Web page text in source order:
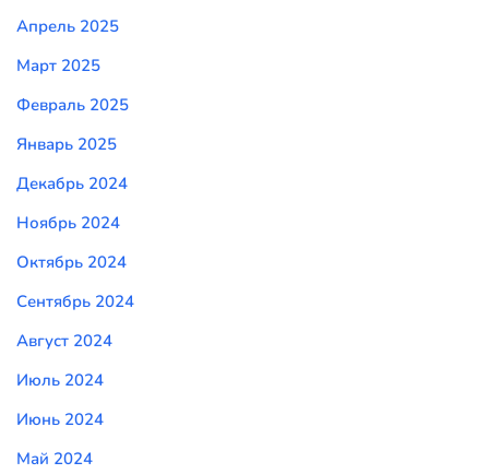
Апрель 2025
Март 2025
Февраль 2025
Январь 2025
Декабрь 2024
Ноябрь 2024
Октябрь 2024
Сентябрь 2024
Август 2024
Июль 2024
Июнь 2024
Май 2024